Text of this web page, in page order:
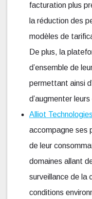
facturation plus
la réduction des
modèles de
De plus, la
d’ensemble de
permettant ainsi
d’augmenter
Alliot Technologies
accompagne ses
de leur
domaines allant
surveillance de la
conditions